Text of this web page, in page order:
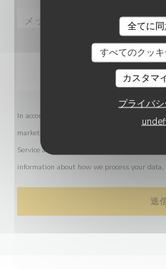
全てに
すべてのクッ
カスタマ
プライバ
In accordance with data protection
marketing communications. UK residents
Service at
information about how we process your data,